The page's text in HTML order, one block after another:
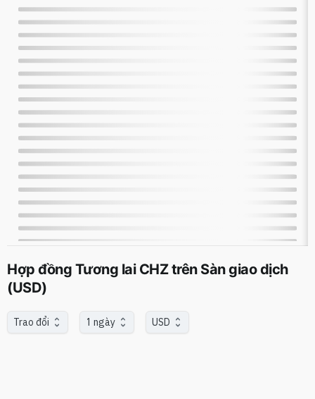
Hợp đồng Tương lai CHZ trên Sàn giao dịch
(USD)
Trao đổi 1 ngày USD